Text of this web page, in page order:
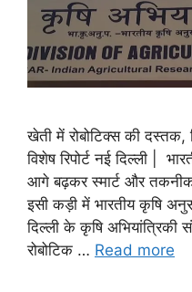
खेती में रोबोटिक्स की दस्तक,
विशेष रिपोर्ट नई दिल्ली |
आगे बढ़कर स्मार्ट और
इसी कड़ी में भारतीय कृषि
दिल्ली के कृषि
रोबोटिक … Read more